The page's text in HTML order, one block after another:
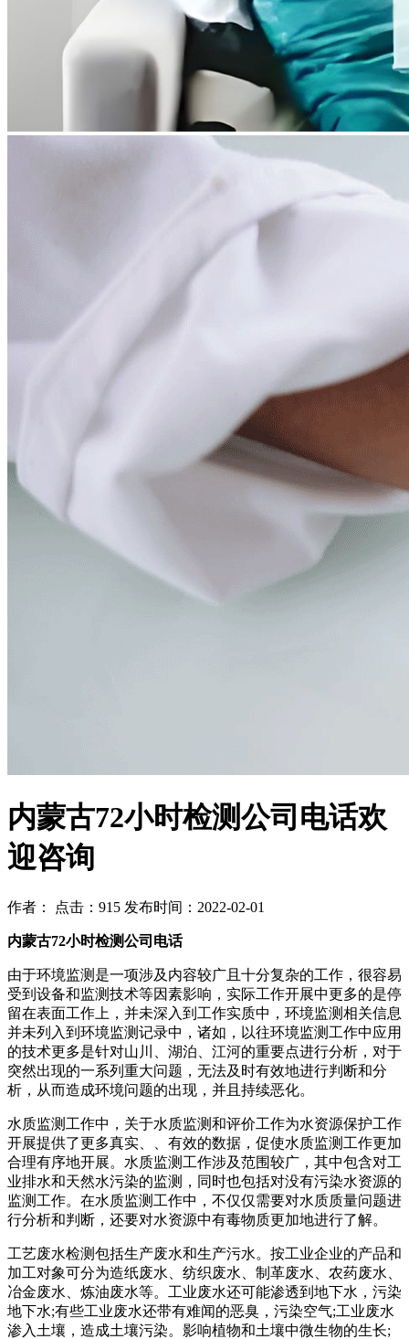
内蒙古72小时检测公司电话欢
迎咨询
作者： 点击：915 发布时间：2022-02-01
内蒙古72小时检测公司电话
由于环境监测是一项涉及内容较广且十分复杂的工作，很容易
受到设备和监测技术等因素影响，实际工作开展中更多的是停
留在表面工作上，并未深入到工作实质中，环境监测相关信息
并未列入到环境监测记录中，诸如，以往环境监测工作中应用
的技术更多是针对山川、湖泊、江河的重要点进行分析，对于
突然出现的一系列重大问题，无法及时有效地进行判断和分
析，从而造成环境问题的出现，并且持续恶化。
水质监测工作中，关于水质监测和评价工作为水资源保护工作
开展提供了更多真实、、有效的数据，促使水质监测工作更加
合理有序地开展。水质监测工作涉及范围较广，其中包含对工
业排水和天然水污染的监测，同时也包括对没有污染水资源的
监测工作。在水质监测工作中，不仅仅需要对水质质量问题进
行分析和判断，还要对水资源中有毒物质更加地进行了解。
工艺废水检测包括生产废水和生产污水。按工业企业的产品和
加工对象可分为造纸废水、纺织废水、制革废水、农药废水、
冶金废水、炼油废水等。工业废水还可能渗透到地下水，污染
地下水;有些工业废水还带有难闻的恶臭，污染空气;工业废水
渗入土壤，造成土壤污染。影响植物和土壤中微生物的生长;